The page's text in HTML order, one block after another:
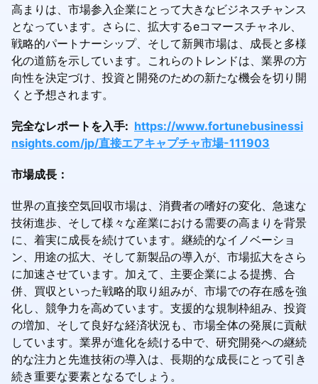
高まりは、市場参入企業にとって大きなビジネスチャンス
となっています。さらに、拡大するeコマースチャネル、
戦略的パートナーシップ、そして新興市場は、成長と多様
化の道筋を示しています。これらのトレンドは、業界の方
向性を決定づけ、投資と開発のための新たな機会を切り開
くと予想されます。
完全なレポートを入手: https://www.fortunebusinessi
nsights.com/jp/直接エアキャプチャ市場-111903
市場成長：
世界の直接空気回収市場は、消費者の嗜好の変化、急速な
技術進歩、そして様々な産業における需要の高まりを背景
に、着実に成長を続けています。継続的なイノベーショ
ン、用途の拡大、そして新製品の導入が、市場拡大をさら
に加速させています。加えて、主要企業による提携、合
併、買収といった戦略的取り組みが、市場での存在感を強
化し、競争力を高めています。支援的な規制枠組み、投資
の増加、そして良好な経済状況も、市場全体の発展に貢献
しています。業界が進化を続ける中で、研究開発への継続
的な注力と先進技術の導入は、長期的な成長にとって引き
続き重要な要素となるでしょう。